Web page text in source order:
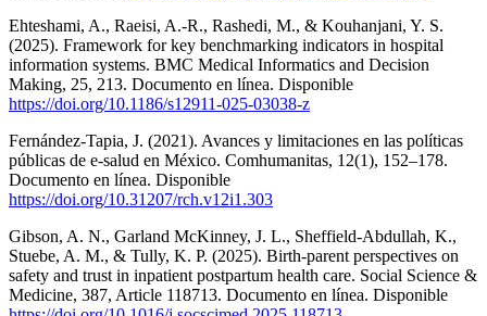
Ehteshami, A., Raeisi, A.-R., Rashedi, M., & Kouhanjani, Y. S.
(2025). Framework for key benchmarking indicators in hospital
information systems. BMC Medical Informatics and Decision
Making, 25, 213. Documento en línea. Disponible
https://doi.org/10.1186/s12911-025-03038-z
Fernández-Tapia, J. (2021). Avances y limitaciones en las políticas
públicas de e-salud en México. Comhumanitas, 12(1), 152–178.
Documento en línea. Disponible
https://doi.org/10.31207/rch.v12i1.303
Gibson, A. N., Garland McKinney, J. L., Sheffield-Abdullah, K.,
Stuebe, A. M., & Tully, K. P. (2025). Birth-parent perspectives on
safety and trust in inpatient postpartum health care. Social Science &
Medicine, 387, Article 118713. Documento en línea. Disponible